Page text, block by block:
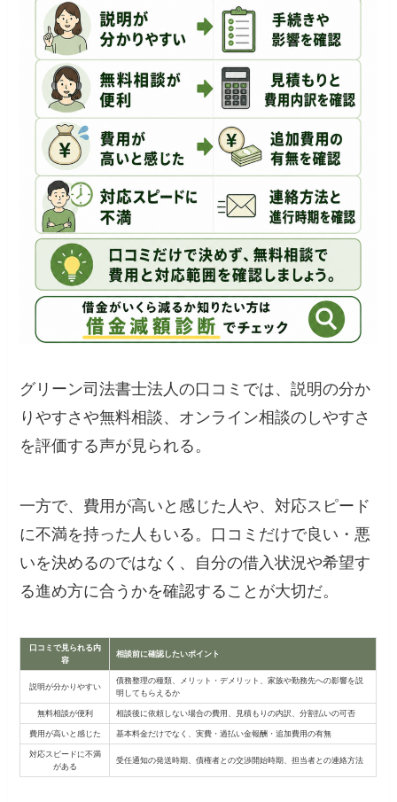
グリーン司法書士法人の口コミでは、説明の分か
りやすさや無料相談、オンライン相談のしやすさ
を評価する声が見られる。
一方で、費用が高いと感じた人や、対応スピード
に不満を持った人もいる。口コミだけで良い・悪
いを決めるのではなく、自分の借入状況や希望す
る進め方に合うかを確認することが大切だ。
口コミで見られる内
容
相談前に確認したいポイント
説明が分かりやすい
債務整理の種類、メリット・デメリット、家族や勤務先への影響を説
明してもらえるか
無料相談が便利 相談後に依頼しない場合の費用、見積もりの内訳、分割払いの可否
費用が高いと感じた 基本料金だけでなく、実費・過払い金報酬・追加費用の有無
対応スピードに不満
がある
受任通知の発送時期、債権者との交渉開始時期、担当者との連絡方法